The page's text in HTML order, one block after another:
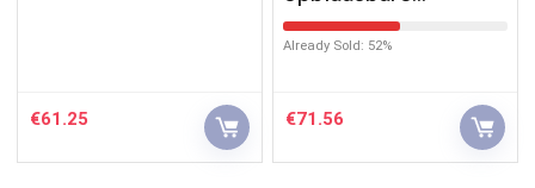
€61.25
Already Sold: 52%
€71.56